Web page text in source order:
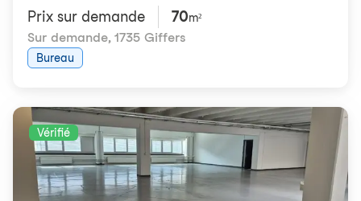
Prix ​​sur demande 70m²
Sur demande, 1735 Giffers
Bureau
Vérifié